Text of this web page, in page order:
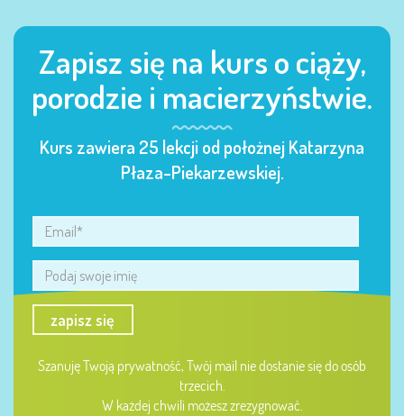
Zapisz się na kurs o ciąży,
porodzie i macierzyństwie.
Kurs zawiera 25 lekcji od położnej Katarzyna
Płaza-Piekarzewskiej.
zapisz się
Szanuję Twoją prywatność, Twój mail nie dostanie się do osób
trzecich.
W każdej chwili możesz zrezygnować.